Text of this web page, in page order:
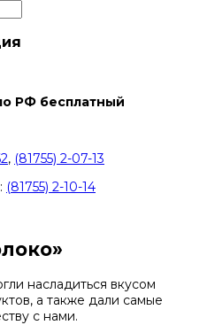
РФ бесплатный
, (81755) 2-07-13
(81755) 2-10-14
насладиться вкусом
а также дали самые
с нами.